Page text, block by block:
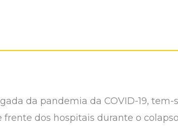
da pandemia da COVID-19,
frente dos hospitais durante o